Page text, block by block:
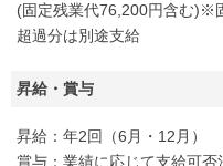
(固定残業代76,200円含む)※
超過分は別途支給
昇給・賞与
昇給：年2回（6月・12月）
賞与：業績に応じて支給可否